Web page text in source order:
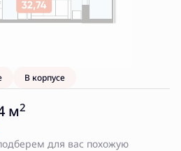
В корпусе
м2
для вас похожую